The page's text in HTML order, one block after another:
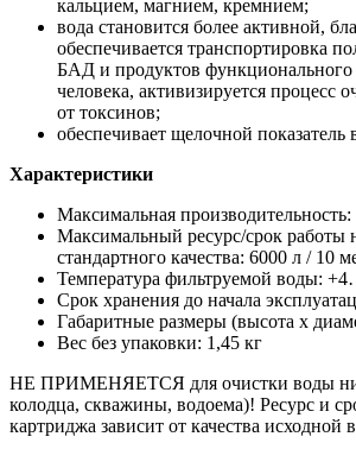
кальцием, магнием, кремнием;
вода становится более активной,
обеспечивается транспортировка
БАД и продуктов функционального
человека, активизируется процесс
от токсинов;
обеспечивает щелочной
Характеристики
Максимальная
Максимальный ресурс/срок работы
стандартного качества: 6000 л / 10
Температура фильтруемой воды:
Срок хранения до начала
Габаритные размеры (высота х
Вес без упаковки: 1,45 кг
НЕ ПРИМЕНЯЕТСЯ для очистки воды
колодца, скважины, водоема)! Ресурс и
картриджа зависит от качества исходной